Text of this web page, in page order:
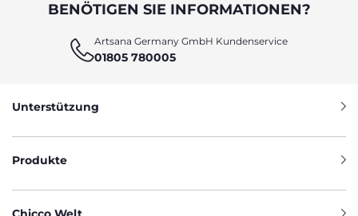
BENÖTIGEN SIE INFORMATIONEN?
Artsana Germany GmbH Kundenservice
01805 780005
Unterstützung
Produkte